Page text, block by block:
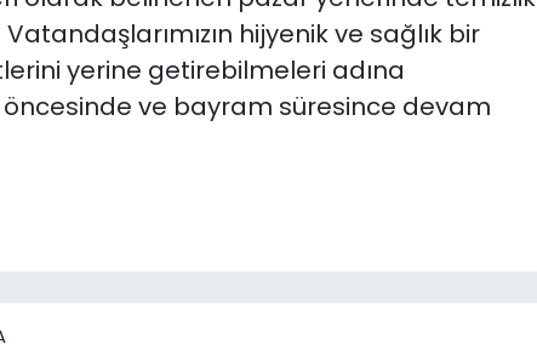
hijyenik ve sağlık bir
yerine getirebilmeleri adına
öncesinde ve bayram süresince devam